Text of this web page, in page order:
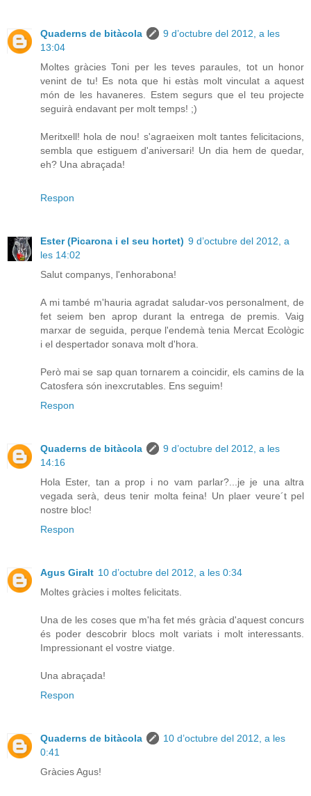
Quaderns de bitàcola
9 d’octubre del 2012, a les
13:04
Moltes gràcies Toni per les teves paraules, tot un honor
venint de tu! Es nota que hi estàs molt vinculat a aquest
món de les havaneres. Estem segurs que el teu projecte
seguirà endavant per molt temps! ;)
Meritxell! hola de nou! s'agraeixen molt tantes felicitacions,
sembla que estiguem d'aniversari! Un dia hem de quedar,
eh? Una abraçada!
Respon
Ester (Picarona i el seu hortet) 9 d’octubre del 2012, a
les 14:02
Salut companys, l'enhorabona!
A mi també m'hauria agradat saludar-vos personalment, de
fet seiem ben aprop durant la entrega de premis. Vaig
marxar de seguida, perque l'endemà tenia Mercat Ecològic
i el despertador sonava molt d'hora.
Però mai se sap quan tornarem a coincidir, els camins de la
Catosfera són inexcrutables. Ens seguim!
Respon
Quaderns de bitàcola
9 d’octubre del 2012, a les
14:16
Hola Ester, tan a prop i no vam parlar?...je je una altra
vegada serà, deus tenir molta feina! Un plaer veure´t pel
nostre bloc!
Respon
Agus Giralt 10 d’octubre del 2012, a les 0:34
Moltes gràcies i moltes felicitats.
Una de les coses que m'ha fet més gràcia d'aquest concurs
és poder descobrir blocs molt variats i molt interessants.
Impressionant el vostre viatge.
Una abraçada!
Respon
Quaderns de bitàcola
10 d’octubre del 2012, a les
0:41
Gràcies Agus!